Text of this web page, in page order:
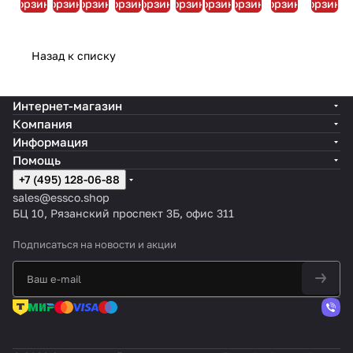
корзинукорзинукорзинукорзинукорзинукорзинукорзинукорзину
матовый
корзину корзину
Назад к списку
Интернет-магазин
Компания
Информация
Помощь
+7 (495) 128-06-88
sales@essco.shop
БЦ 10, Рязанский проспект 3Б, офис 311
Подписаться на новости и акции